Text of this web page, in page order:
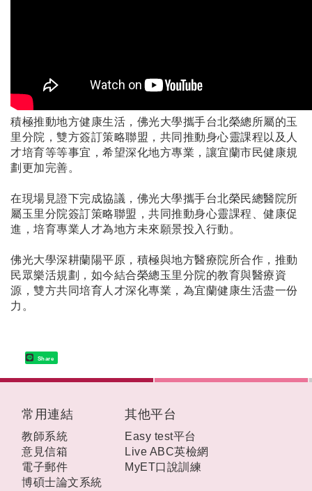
積極推動地方健康生活，佛光大學攜手台北榮總所屬的玉
里分院，雙方簽訂策略聯盟，共同推動身心靈課程以及人
才培育等等事宜，希望深化地方專業，讓宜蘭市民健康規
劃更加完善。
在現場見證下完成協議，佛光大學攜手台北榮民總醫院所
屬玉里分院簽訂策略聯盟，共同推動身心靈課程、健康促
進，培育專業人才為地方未來願景投入行動。
佛光大學深耕蘭陽平原，積極與地方醫療院所合作，推動
民眾樂活規劃，如今結合榮總玉里分院的教育與醫療資
源，雙方共同培育人才深化專業，為宜蘭健康生活盡一份
力。
Share
常用連結
教師系統
意見信箱
電子郵件
博碩士論文系統
其他平台
Easy test平台
Live ABC英檢網
MyET口說訓練